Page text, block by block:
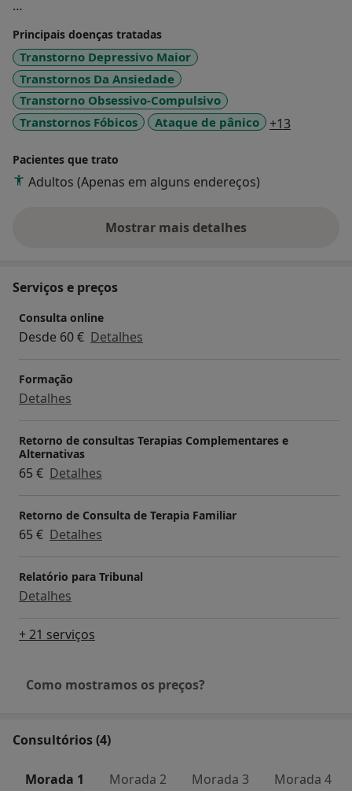
Principais doenças tratadas
Transtorno Depressivo Maior
Transtornos Da Ansiedade
Transtorno Obsessivo-Compulsivo
Transtornos Fóbicos
Ataque de pânico +13
Pacientes que trato
Adultos (Apenas em alguns endereços)
Mostrar mais detalhes
sobre a experiência
Serviços e preços
Consulta online
Desde 60 € Detalhes
Formação
Detalhes
Retorno de consultas Terapias Complementares e
Alternativas
65 € Detalhes
Retorno de Consulta de Terapia Familiar
65 € Detalhes
Relatório para Tribunal
Detalhes
+ 21 serviços
Como mostramos os preços?
Consultórios (4)
Morada 1 Morada 2 Morada 3 Morada 4